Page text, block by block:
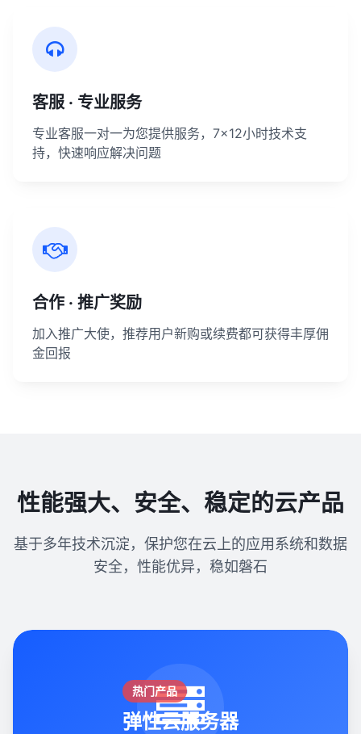
客服 · 专业服务
专业客服一对一为您提供服务，7×12小时技术支
持，快速响应解决问题
合作 · 推广奖励
加入推广大使，推荐用户新购或续费都可获得丰厚佣
金回报
性能强大、安全、稳定的云产品
基于多年技术沉淀，保护您在云上的应用系统和数据
安全，性能优异，稳如磐石
热门产品
弹性云服务器